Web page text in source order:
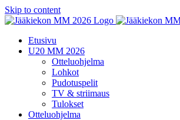
Skip to content
Etusivu
U20 MM 2026
Otteluohjelma
Lohkot
Pudotuspelit
TV & striimaus
Tulokset
Otteluohjelma